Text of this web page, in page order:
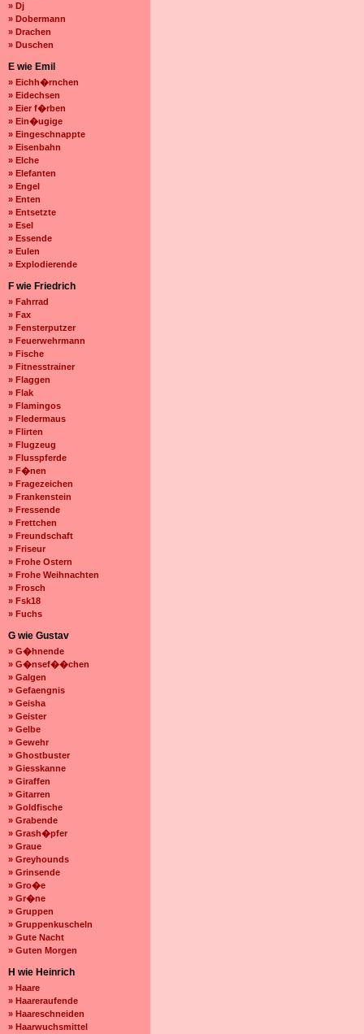
» Dj
» Dobermann
» Drachen
» Duschen
E wie Emil
» Eichh�rnchen
» Eidechsen
» Eier f�rben
» Ein�ugige
» Eingeschnappte
» Eisenbahn
» Elche
» Elefanten
» Engel
» Enten
» Entsetzte
» Esel
» Essende
» Eulen
» Explodierende
F wie Friedrich
» Fahrrad
» Fax
» Fensterputzer
» Feuerwehrmann
» Fische
» Fitnesstrainer
» Flaggen
» Flak
» Flamingos
» Fledermaus
» Flirten
» Flugzeug
» Flusspferde
» F�nen
» Fragezeichen
» Frankenstein
» Fressende
» Frettchen
» Freundschaft
» Friseur
» Frohe Ostern
» Frohe Weihnachten
» Frosch
» Fsk18
» Fuchs
G wie Gustav
» G�hnende
» G�nsef��chen
» Galgen
» Gefaengnis
» Geisha
» Geister
» Gelbe
» Gewehr
» Ghostbuster
» Giesskanne
» Giraffen
» Gitarren
» Goldfische
» Grabende
» Grash�pfer
» Graue
» Greyhounds
» Grinsende
» Gro�e
» Gr�ne
» Gruppen
» Gruppenkuscheln
» Gute Nacht
» Guten Morgen
H wie Heinrich
» Haare
» Haareraufende
» Haareschneiden
» Haarwuchsmittel